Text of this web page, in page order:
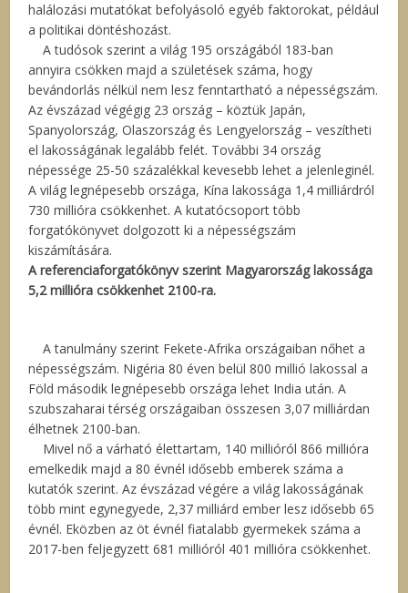
halálozási mutatókat befolyásoló egyéb faktorokat, például
a politikai döntéshozást.
A tudósok szerint a világ 195 országából 183-ban
annyira csökken majd a születések száma, hogy
bevándorlás nélkül nem lesz fenntartható a népességszám.
Az évszázad végégig 23 ország – köztük Japán,
Spanyolország, Olaszország és Lengyelország – veszítheti
el lakosságának legalább felét. További 34 ország
népessége 25-50 százalékkal kevesebb lehet a jelenleginél.
A világ legnépesebb országa, Kína lakossága 1,4 milliárdról
730 millióra csökkenhet. A kutatócsoport több
forgatókönyvet dolgozott ki a népességszám
kiszámítására.
A referenciaforgatókönyv szerint Magyarország lakossága
5,2 millióra csökkenhet 2100-ra.
A tanulmány szerint Fekete-Afrika országaiban nőhet a
népességszám. Nigéria 80 éven belül 800 millió lakossal a
Föld második legnépesebb országa lehet India után. A
szubszaharai térség országaiban összesen 3,07 milliárdan
élhetnek 2100-ban.
Mivel nő a várható élettartam, 140 millióról 866 millióra
emelkedik majd a 80 évnél idősebb emberek száma a
kutatók szerint. Az évszázad végére a világ lakosságának
több mint egynegyede, 2,37 milliárd ember lesz idősebb 65
évnél. Eközben az öt évnél fiatalabb gyermekek száma a
2017-ben feljegyzett 681 millióról 401 millióra csökkenhet.